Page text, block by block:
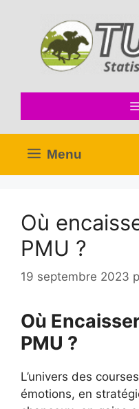
contenu
Menu
Où
PMU ?
19 septembre 2023
Où
PMU ?
L’univers des
émotions, en